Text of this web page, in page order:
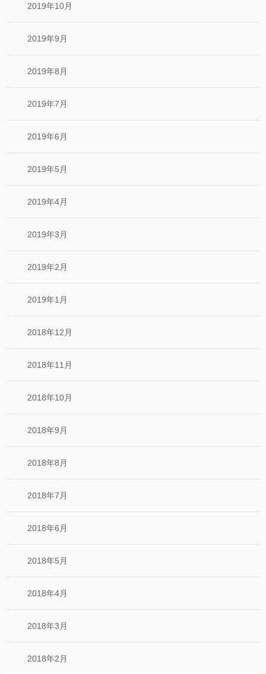
2019年10月
2019年9月
2019年8月
2019年7月
2019年6月
2019年5月
2019年4月
2019年3月
2019年2月
2019年1月
2018年12月
2018年11月
2018年10月
2018年9月
2018年8月
2018年7月
2018年6月
2018年5月
2018年4月
2018年3月
2018年2月